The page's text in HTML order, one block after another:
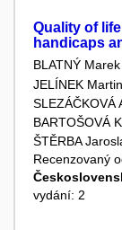
Quality of
handicaps
BLATNÝ Marek
JELÍNEK Martin
SLEZÁČKOVÁ
BARTOŠOVÁ
ŠTĚRBA
Recenzovaný
vydání: 2